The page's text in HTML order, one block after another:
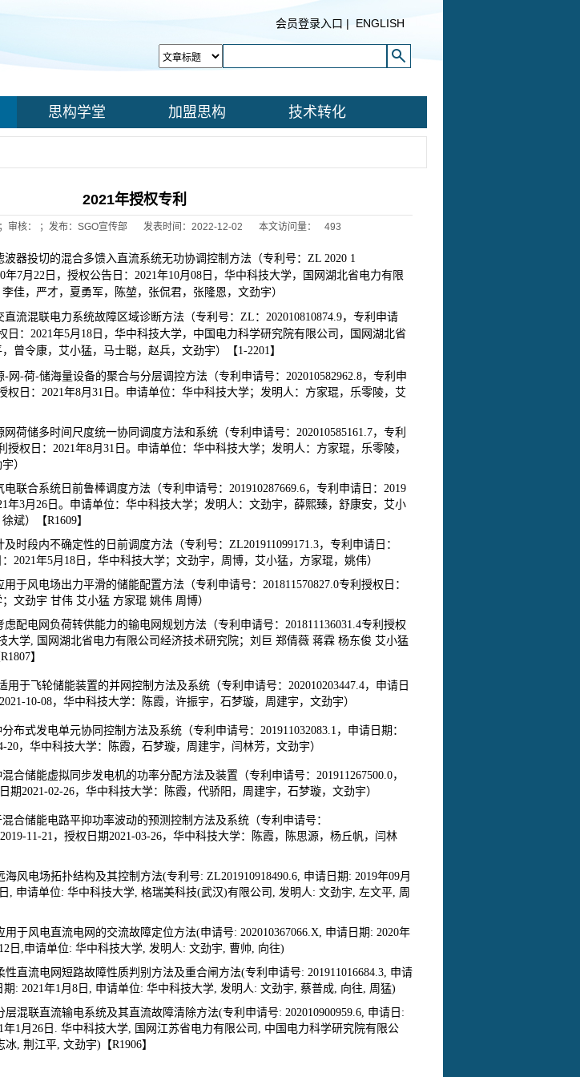
会员登录入口 | ENGLISH
思构学堂 加盟思构 技术转化
2021年授权专利
审核： ；发布：SGO宣传部 发表时间：2022-12-02 本文访问量： 493
器投切的混合多馈入直流系统无功协调控制方法（专利号：ZL 2020 1
年7月22日，授权公告日：2021年10月08日，华中科技大学，国网湖北省电力有限
佳，严才，夏勇军，陈堃，张侃君，张隆恩，文劲宇）
流混联电力系统故障区域诊断方法（专利号：ZL：202010810874.9，专利申请
日：2021年5月18日，华中科技大学，中国电力科学研究院有限公司，国网湖北省
曾令康，艾小猛，马士聪，赵兵，文劲宇）【1-2201】
网-荷-储海量设备的聚合与分层调控方法（专利申请号：202010582962.8，专利申
权日：2021年8月31日。申请单位：华中科技大学；发明人：方家琨，乐零陵，艾
荷储多时间尺度统一协同调度方法和系统（专利申请号：202010585161.7，专利
授权日：2021年8月31日。申请单位：华中科技大学；发明人：方家琨，乐零陵，
）
联合系统日前鲁棒调度方法（专利申请号：201910287669.6，专利申请日：2019
年3月26日。申请单位：华中科技大学；发明人：文劲宇，薛熙臻，舒康安，艾小
斌）【R1609】
时段内不确定性的日前调度方法（专利号：ZL201911099171.3，专利申请日：
2021年5月18日，华中科技大学；文劲宇，周博，艾小猛，方家琨，姚伟）
于风电场出力平滑的储能配置方法（专利申请号：201811570827.0专利授权日：
文劲宇 甘伟 艾小猛 方家琨 姚伟 周博）
配电网负荷转供能力的输电网规划方法（专利申请号：201811136031.4专利授权
大学, 国网湖北省电力有限公司经济技术研究院；刘巨 郑倩薇 蒋霖 杨东俊 艾小猛
】
用于飞轮储能装置的并网控制方法及系统（专利申请号：202010203447.4，申请日
10-08，华中科技大学：陈霞，许振宇，石梦璇，周建宇，文劲宇）
布式发电单元协同控制方法及系统（专利申请号：201911032083.1，申请日期：
20，华中科技大学：陈霞，石梦璇，周建宇，闫林芳，文劲宇）
合储能虚拟同步发电机的功率分配方法及装置（专利申请号：201911267500.0，
期2021-02-26，华中科技大学：陈霞，代骄阳，周建宇，石梦璇，文劲宇）
合储能电路平抑功率波动的预测控制方法及系统（专利申请号：
11-21，授权日期2021-03-26，华中科技大学：陈霞，陈思源，杨丘帆，闫林
风电场拓扑结构及其控制方法(专利号: ZL201910918490.6, 申请日期: 2019年09月
, 申请单位: 华中科技大学, 格瑞美科技(武汉)有限公司, 发明人: 文劲宇, 左文平, 周
于风电直流电网的交流故障定位方法(申请号: 202010367066.X, 申请日期: 2020年
日,申请单位: 华中科技大学, 发明人: 文劲宇, 曹帅, 向往)
直流电网短路故障性质判别方法及重合闸方法(专利申请号: 201911016684.3, 申请
期: 2021年1月8日, 申请单位: 华中科技大学, 发明人: 文劲宇, 蔡普成, 向往, 周猛)
混联直流输电系统及其直流故障清除方法(专利申请号: 202010900959.6, 申请日:
年1月26日. 华中科技大学, 国网江苏省电力有限公司, 中国电力科学研究院有限公
, 荆江平, 文劲宇)【R1906】